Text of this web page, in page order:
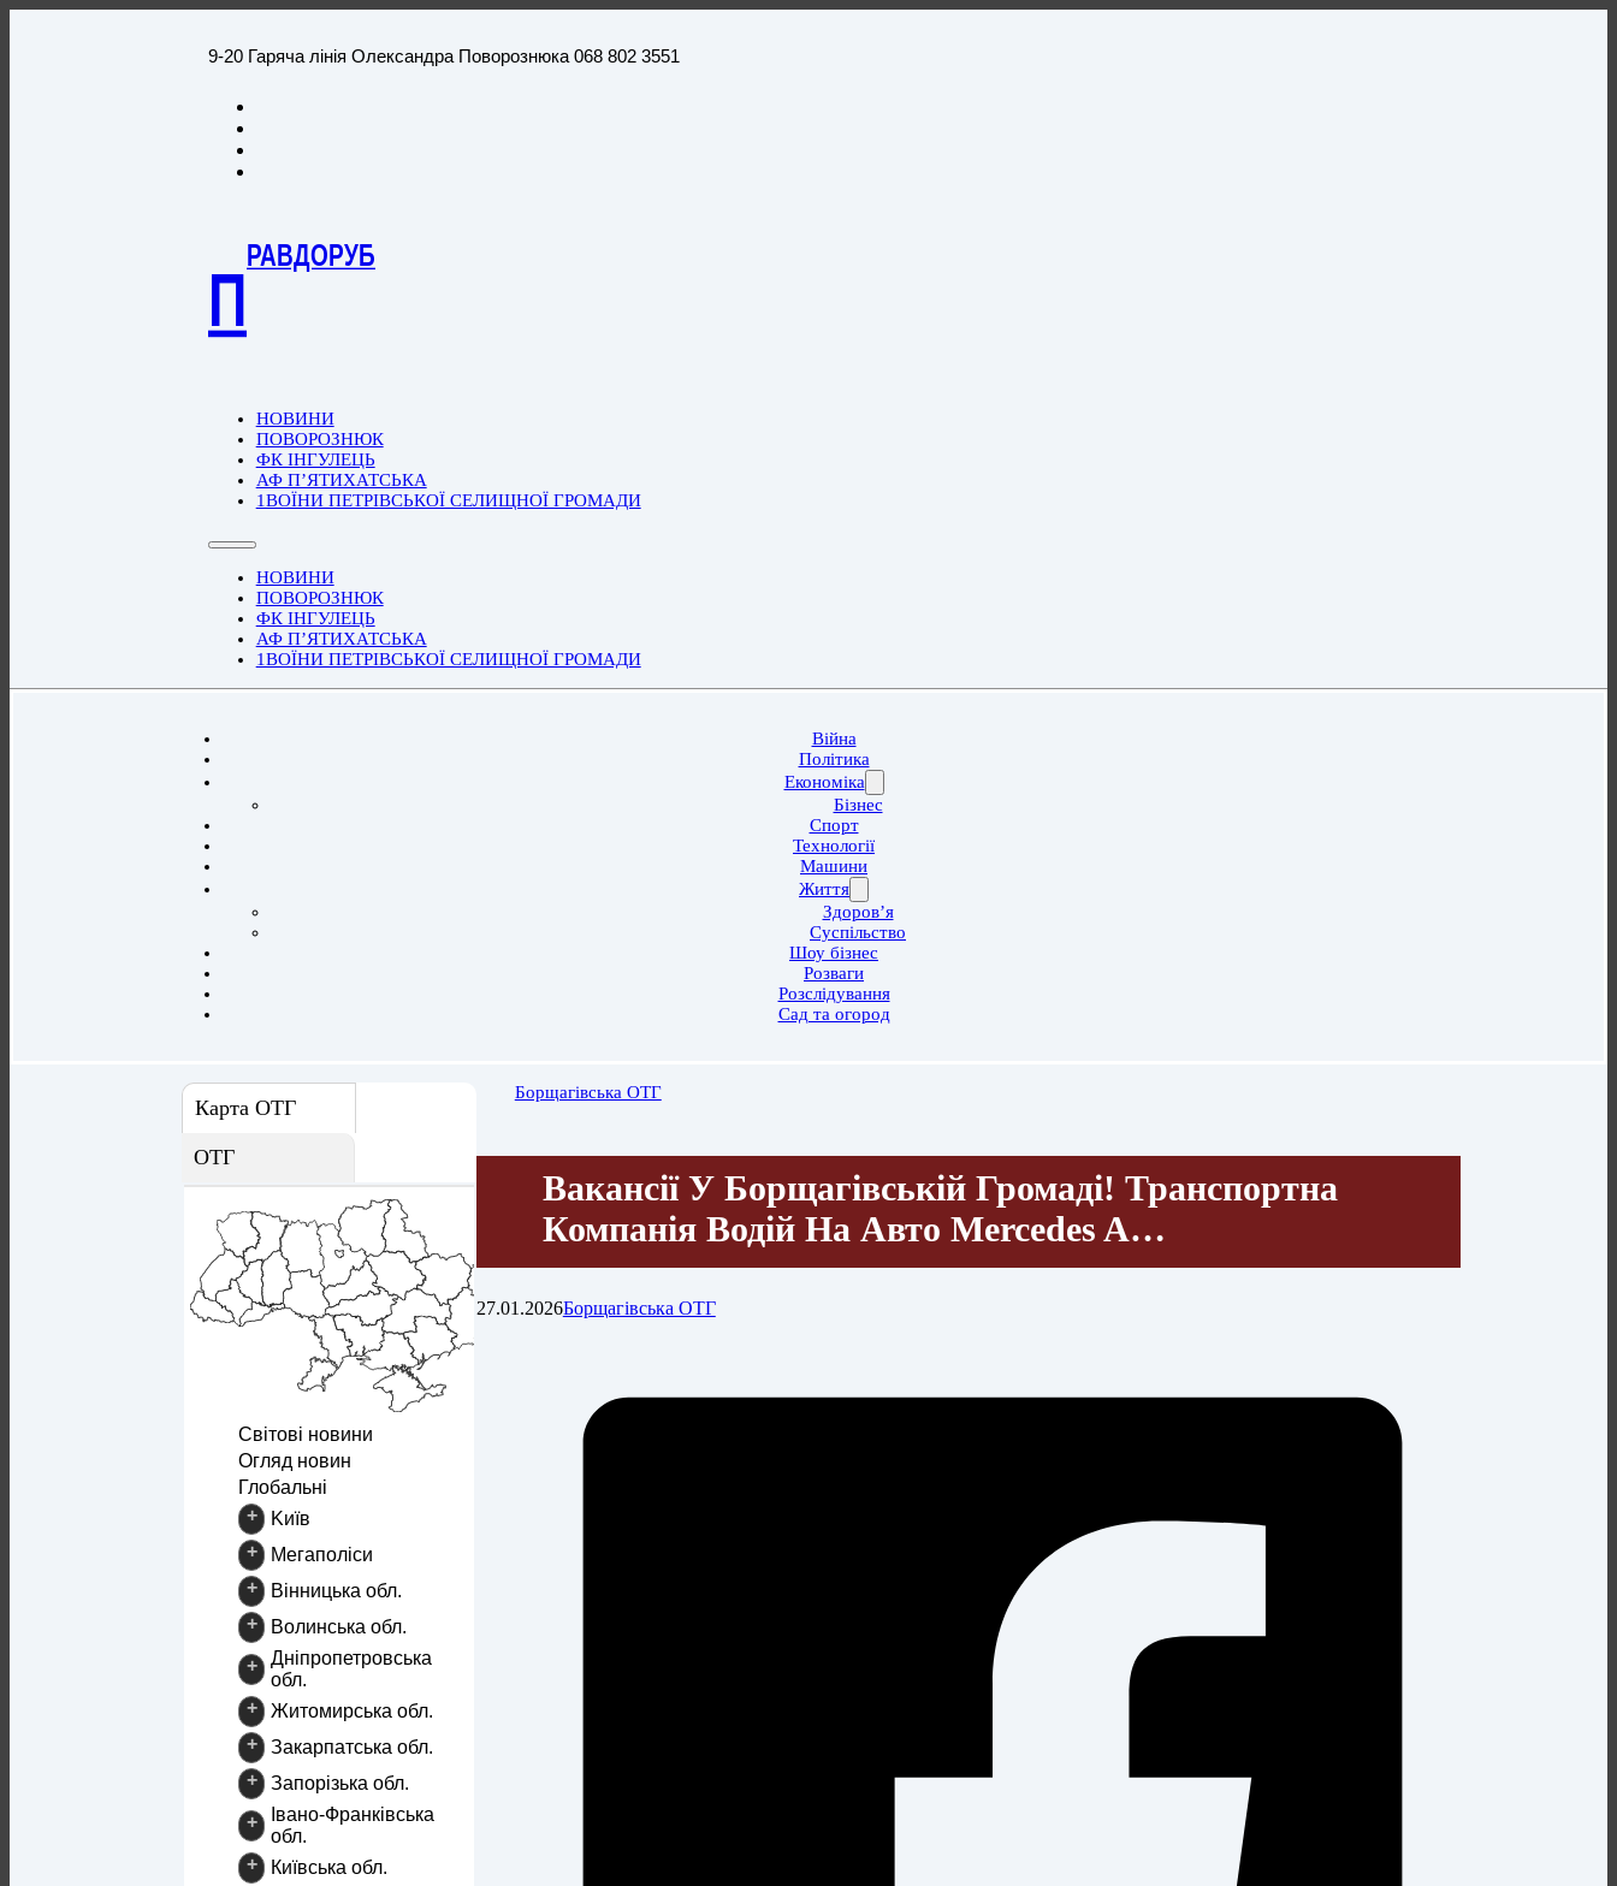
9-20 Гаряча лінія Олександра Поворознюка 068 802 3551
П
РАВДОРУБ
НОВИНИ
ПОВОРОЗНЮК
ФК ІНГУЛЕЦЬ
АФ П’ЯТИХАТСЬКА
1ВОЇНИ ПЕТРІВСЬКОЇ СЕЛИЩНОЇ ГРОМАДИ
НОВИНИ
ПОВОРОЗНЮК
ФК ІНГУЛЕЦЬ
АФ П’ЯТИХАТСЬКА
1ВОЇНИ ПЕТРІВСЬКОЇ СЕЛИЩНОЇ ГРОМАДИ
Війна
Політика
Економіка
Бізнес
Спорт
Технології
Машини
Життя
Здоров’я
Суспільство
Шоу бізнес
Розваги
Розслідування
Сад та огород
Карта ОТГ
ОТГ
Світові новини
Огляд новин
Глобальні
+
Kиїв
+
Mегаполіси
+
Вінницька обл.
+
Волинська обл.
+
Дніпропетровська
обл.
+
Житомирська обл.
+
Закарпатська обл.
+
Запорізька обл.
+
Івано-Франківська
обл.
+
Київська обл.
Борщагівська ОТГ
Вакансії У Борщагівській Громаді! Транспортна
Компанія Водій На Авто Mercedes A…
27.01.2026Борщагівська ОТГ